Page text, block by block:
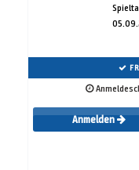
Anmelden